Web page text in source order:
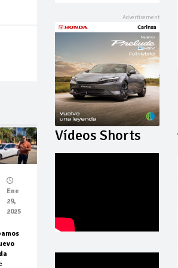
Ene
29,
2025
Vídeos Shorts